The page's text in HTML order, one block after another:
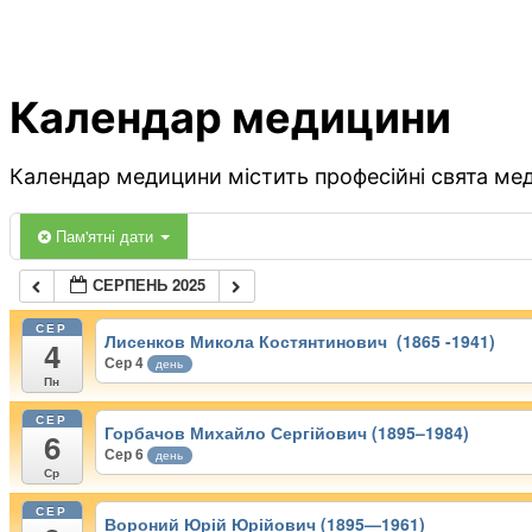
Календар медицини
Календар медицини містить професійні свята
Пам'ятні дати
СЕРПЕНЬ 2025
СЕР
4
Пн
Лисенков Микола Костянтинович (1865 -1941)
Сер 4 день
СЕР
6
Ср
Горбачов Михайло Сергійович (1895–1984)
Сер 6 день
СЕР
Вороний Юрій Юрійович (1895—1961)